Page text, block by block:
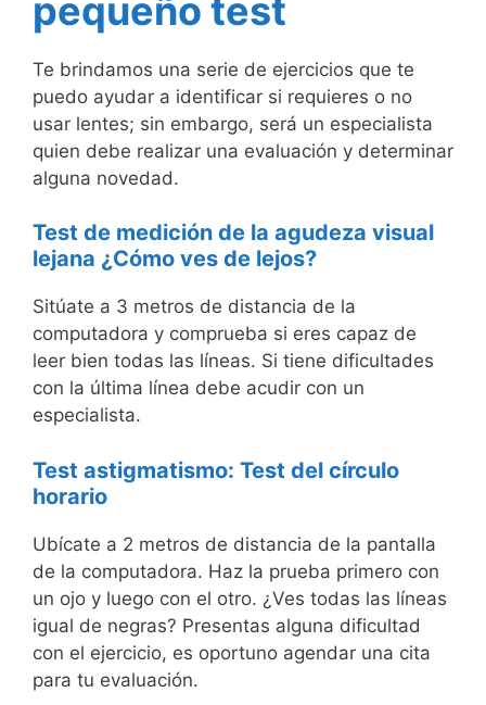
pequeño test
Te brindamos una serie de ejercicios que te
puedo ayudar a identificar si requieres o no
usar lentes; sin embargo, será un especialista
quien debe realizar una evaluación y determinar
alguna novedad.
Test de medición de la agudeza visual
lejana ¿Cómo ves de lejos?
Sitúate a 3 metros de distancia de la
computadora y comprueba si eres capaz de
leer bien todas las líneas. Si tiene dificultades
con la última línea debe acudir con un
especialista.
Test astigmatismo: Test del círculo
horario
Ubícate a 2 metros de distancia de la pantalla
de la computadora. Haz la prueba primero con
un ojo y luego con el otro. ¿Ves todas las líneas
igual de negras? Presentas alguna dificultad
con el ejercicio, es oportuno agendar una cita
para tu evaluación.